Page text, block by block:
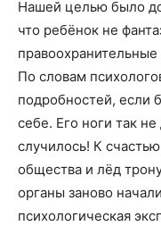
Нашей целью было
что ребёнок не
По словам
подробностей, если
себе. Его ноги так
случилось! К
общества и лёд
органы заново
психологическая